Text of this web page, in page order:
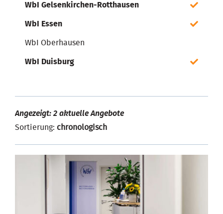
WbI Gelsenkirchen-Rotthausen
WbI Essen
WbI Oberhausen
WbI Duisburg
Angezeigt: 2 aktuelle Angebote
Sortierung: chronologisch